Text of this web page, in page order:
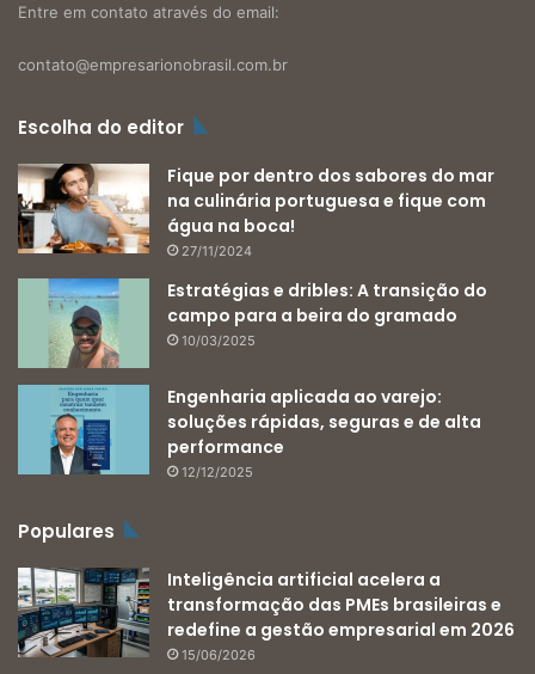
Entre em contato através do email:
contato@empresarionobrasil.com.br
Escolha do editor
Fique por dentro dos sabores do mar
na culinária portuguesa e fique com
água na boca!
27/11/2024
Estratégias e dribles: A transição do
campo para a beira do gramado
10/03/2025
Engenharia aplicada ao varejo:
soluções rápidas, seguras e de alta
performance
12/12/2025
Populares
Inteligência artificial acelera a
transformação das PMEs brasileiras e
redefine a gestão empresarial em 2026
15/06/2026